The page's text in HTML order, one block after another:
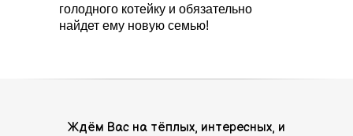
голодного котейку и обязательно
найдет ему новую семью!
Ждём Вас на тёплых, интересных, и